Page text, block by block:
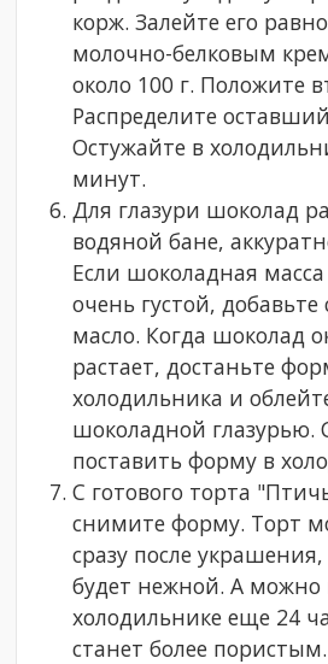
корж. Залейте его
молочно-белковым
около 100 г. Положите
Распределите
Остужайте в
минут.
Для глазури шоколад
водяной бане,
Если шоколадная масса
очень густой,
масло. Когда шоколад
растает, достаньте
холодильника и
шоколадной глазурью.
поставить форму в
С готового торта
снимите форму. Торт
сразу после
будет нежной. А можно
холодильнике еще 24
станет более пористым.